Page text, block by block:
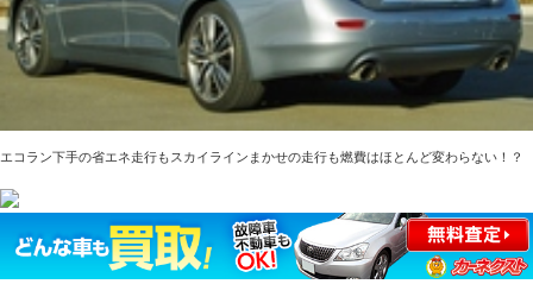
エコラン下手の省エネ走行もスカイラインまかせの走行も燃費はほとんど変わらない！？